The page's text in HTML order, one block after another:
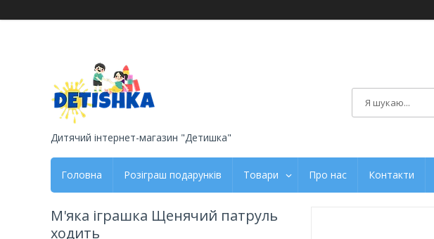
Дитячий інтернет-магазин "Детишка"
Головна Розіграш подарунків Товари Про нас Контакти
М'яка іграшка Щенячий патруль
ходить